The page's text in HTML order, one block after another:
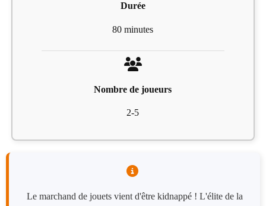
Durée
80 minutes
Nombre de joueurs
2-5
Le marchand de jouets vient d'être kidnappé ! L'élite de la